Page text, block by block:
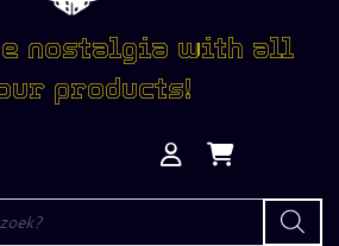
nostalgia with all
products!